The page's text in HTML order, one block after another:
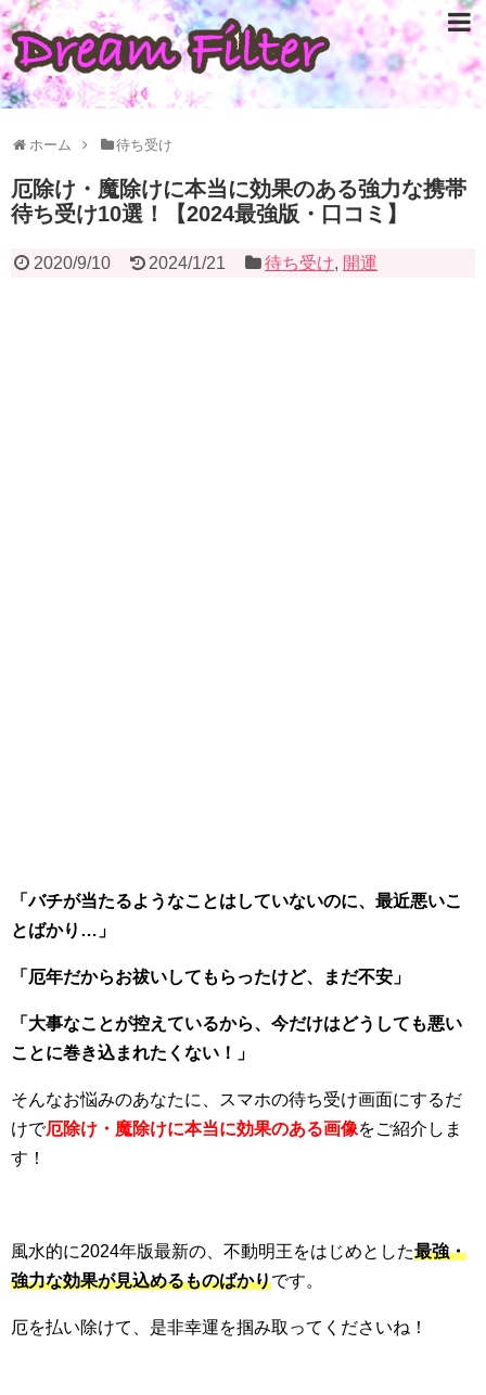
ホーム 待ち受け
厄除け・魔除けに本当に効果のある強力な携帯
待ち受け10選！【2024最強版・口コミ】
2020/9/10 2024/1/21 待ち受け, 開運
「バチが当たるようなことはしていないのに、最近悪いこ
とばかり…」
「厄年だからお祓いしてもらったけど、まだ不安」
「大事なことが控えているから、今だけはどうしても悪い
ことに巻き込まれたくない！」
そんなお悩みのあなたに、スマホの待ち受け画面にするだ
けで厄除け・魔除けに本当に効果のある画像をご紹介しま
す！
風水的に2024年版最新の、不動明王をはじめとした最強・
強力な効果が見込めるものばかりです。
厄を払い除けて、是非幸運を掴み取ってくださいね！